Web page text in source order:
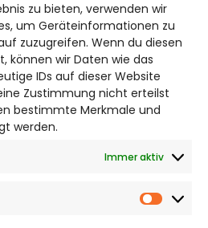
zu bieten, verwenden wir
um Geräteinformationen zu
zuzugreifen. Wenn du diesen
können wir Daten wie das
IDs auf dieser Website
Zustimmung nicht erteilst
bestimmte Merkmale und
werden.
Immer aktiv
65
FÜR